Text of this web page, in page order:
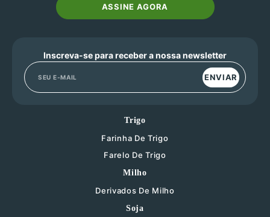
ASSINE AGORA
Inscreva-se para receber a nossa newsletter
ENVIAR
Trigo
Farinha De Trigo
Farelo De Trigo
Milho
Derivados De Milho
Soja